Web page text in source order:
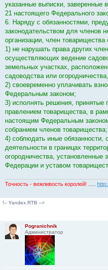
указанные выписки, заверенные
21 настоящего Федерального
6. Наряду с обязанностями,
законодательством для членов
организации, член товарищества
1) не нарушать права других
осуществляющих ведение
земельных участках,
садоводства или
2) своевременно уплачивать
Федеральным законом;
3) исполнять решения, принятые
правлением товарищества, в
настоящим Федеральным
собранием членов товарищества;
4) соблюдать иные обязанности,
деятельности в границах
огородничества, установленные
Федерации и уставом
Точность - вежливость королей!
!-- Yandex.RTB -->
Pogranichnik
Администратор